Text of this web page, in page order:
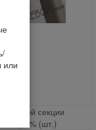
секции
(шт.)
или